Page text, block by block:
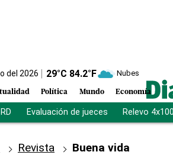
del 2026 29°C 84.2°F Nubes
Política Mundo Economía
Evaluación de jueces Relevo 4x100
Revista Buena vida